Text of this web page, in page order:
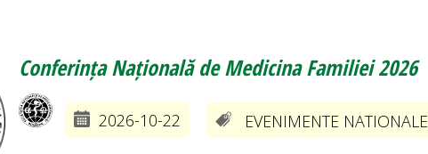
Conferința Națională de Medicina Familiei 2026
2026-10-22 EVENIMENTE NATIONALE